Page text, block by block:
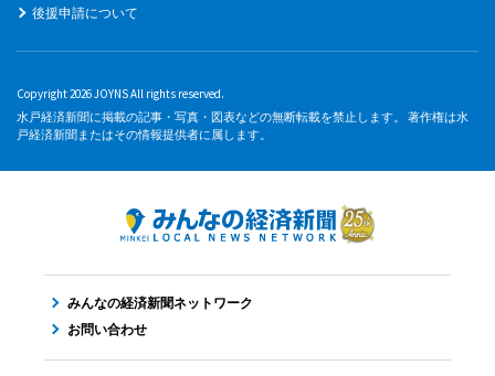
後援申請について
Copyright 2026 JOYNS All rights reserved.
水戸経済新聞に掲載の記事・写真・図表などの無断転載を禁止します。 著作権は水
戸経済新聞またはその情報提供者に属します。
みんなの経済新聞ネットワーク
お問い合わせ